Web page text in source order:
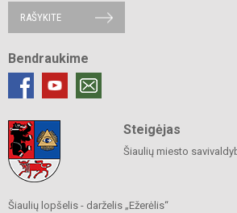
RAŠYKITE
Bendraukime
Steigėjas
Šiaulių miesto
Šiaulių lopšelis - darželis „Ežerėlis“